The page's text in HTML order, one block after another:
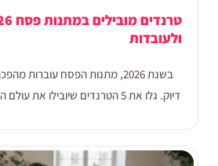
ולעובדות
בשנת 2026, מתנות הפסח עוברות
דיוק. גלו את 5 הטרנדים שיובילו את עולם הרווחה והשי לחג השנה.